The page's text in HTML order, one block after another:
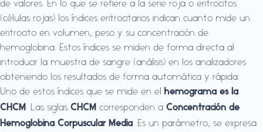
de valores. En lo que se refiere a la serie roja o eritrocitos
(células rojas) los índices eritrocitarios indican cuanto mide un
eritrocito en volumen, peso y su concentración de
hemoglobina. Estos índices se miden de forma directa al
introducir la muestra de sangre (análisis) en los analizadores
obteniendo los resultados de forma automática y rápida.
Uno de estos índices que se mide en el hemograma es la
CHCM
. Las siglas CHCM corresponden a Concentración de
Hemoglobina Corpuscular Media . Es un parámetro, se expresa